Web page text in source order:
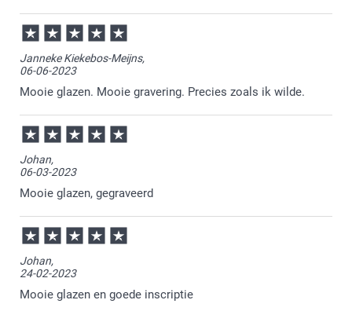
14-05-2025
12:44
Bedankt voor je review. Fijn om te horen dat je blij
bent met je ontvangen theeglas. Heel veel plezier er
van!
Janneke Kiekebos-Meijns,
06-06-2023
Mooie glazen. Mooie gravering. Precies zoals ik wilde.
Johan,
06-03-2023
Mooie glazen, gegraveerd
Johan,
24-02-2023
Mooie glazen en goede inscriptie